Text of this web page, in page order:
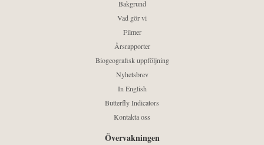
Bakgrund
Vad gör vi
Filmer
Årsrapporter
Biogeografisk uppföljning
Nyhetsbrev
In English
Butterfly Indicators
Kontakta oss
Övervakningen